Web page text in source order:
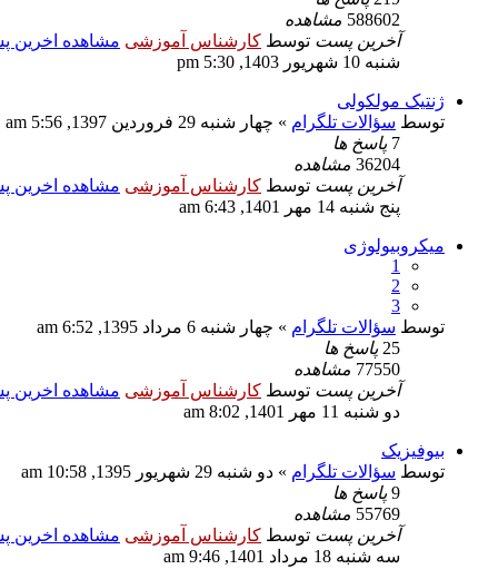
588602 مشاهده
آخرین پست توسط کارشناس آموزشی مشاهده اخرین
شنبه 10 شهریور 1403, 5:30 pm
ژنتیک مولکولی
توسط سؤالات تلگرام » چهار شنبه 29 فروردین 1397, 5:56 am
7 پاسخ ها
36204 مشاهده
آخرین پست توسط کارشناس آموزشی مشاهده اخرین
پنج شنبه 14 مهر 1401, 6:43 am
میکروبیولوژی
1
2
3
توسط سؤالات تلگرام » چهار شنبه 6 مرداد 1395, 6:52 am
25 پاسخ ها
77550 مشاهده
آخرین پست توسط کارشناس آموزشی مشاهده اخرین
دو شنبه 11 مهر 1401, 8:02 am
بیوفیزیک
توسط سؤالات تلگرام » دو شنبه 29 شهریور 1395, 10:58 am
9 پاسخ ها
55769 مشاهده
آخرین پست توسط کارشناس آموزشی مشاهده اخرین
سه شنبه 18 مرداد 1401, 9:46 am